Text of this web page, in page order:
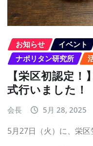
お知らせ イベント
ナポリタン研究所
【栄区初認定
式行いました！
会長 5月 28, 2025
5月27日（火）に、栄